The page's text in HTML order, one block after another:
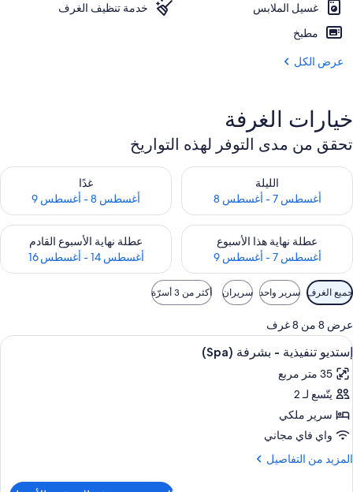
غسيل الملابس
خدمة تنظيف الغرف
مطبخ
عرض الكل
خيارات الغرفة
تحقق من مدى التوفر لهذه التواريخ
الليلة
أغسطس 7 - أغسطس 8
تحقق من مدى التوفر لليلة للفترة أغسطس 7 - أغسطس 8
غدًا
أغسطس 8 - أغسطس 9
تحقق من مدى التوفر لغد للفترة أغسطس
عطلة نهاية هذا الأسبوع
أغسطس 7 - أغسطس 9
تحقق من مدى التوفر لعطلة نهاية هذا الأسبوع للفترة أغسطس 7 - أغسطس 9
عطلة نهاية الأسبوع القادم
أغسطس 14 - أغسطس 16
تحقق من مدى التوفر لعطلة نهاية
عوامل
التصفية
المتاحة
للغرف
جميع الغرف سرير واحد سريران أكثر من 3 أسرّة
عرض 8 من 8 غرف
استعراض
جميع
صور
إستديو
تنفيذية
-
بشرفة
مكتب ومساحة عمل للكمبيوتر المحمول
7
إستديو تنفيذية - بشرفة (Spa)
35 متر مربع
يتّسع لـ 2
سرير ملكي
واي فاي مجاني
المزيد من التفاصيل
المزيد